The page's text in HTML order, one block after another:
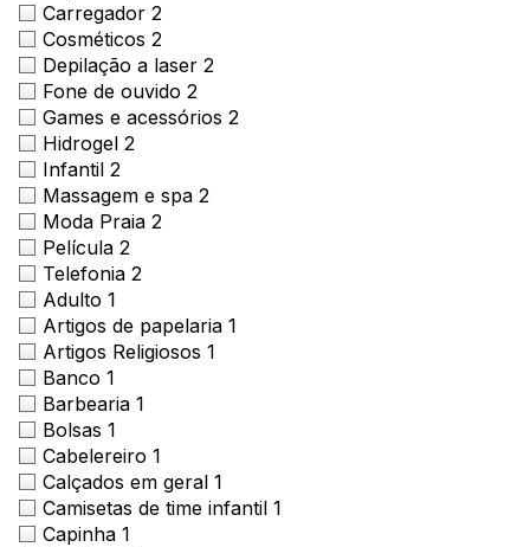
Carregador 2
Cosméticos 2
Depilação a laser 2
Fone de ouvido 2
Games e acessórios 2
Hidrogel 2
Infantil 2
Massagem e spa 2
Moda Praia 2
Película 2
Telefonia 2
Adulto 1
Artigos de papelaria 1
Artigos Religiosos 1
Banco 1
Barbearia 1
Bolsas 1
Cabelereiro 1
Calçados em geral 1
Camisetas de time infantil 1
Capinha 1